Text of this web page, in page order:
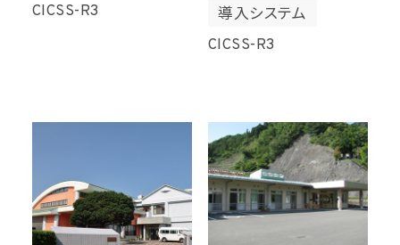
CICSS-R3
導入システム
CICSS-R3